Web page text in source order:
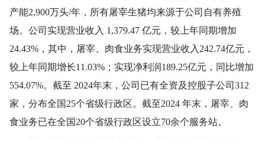
产能2,900万头/年，所有屠宰生猪均来源于公司自有养殖
场。公司实现营业收入 1,379.47 亿元，较上年同期增加
24.43%，其中，屠宰、肉食业务实现营业收入242.74亿元，
较上年同期增长11.03%；实现净利润189.25亿元，同比增加
554.07%。截至 2024年末，公司已有全资及控股子公司312
家，分布全国25个省级行政区。截至2024 年末，屠宰、肉
食业务已在全国20个省级行政区设立70余个服务站。